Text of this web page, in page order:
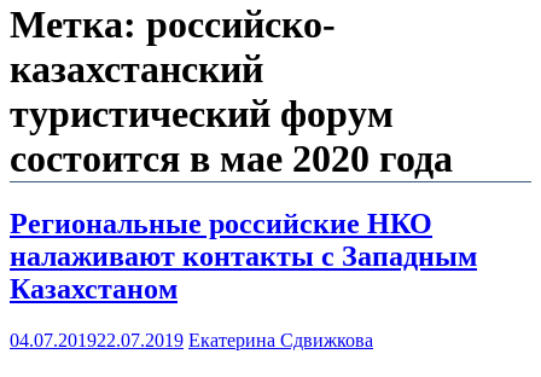
Метка: российско-
казахстанский
туристический форум
состоится в мае 2020 года
Региональные российские НКО
налаживают контакты с Западным
Казахстаном
04.07.201922.07.2019 Екатерина Сдвижкова